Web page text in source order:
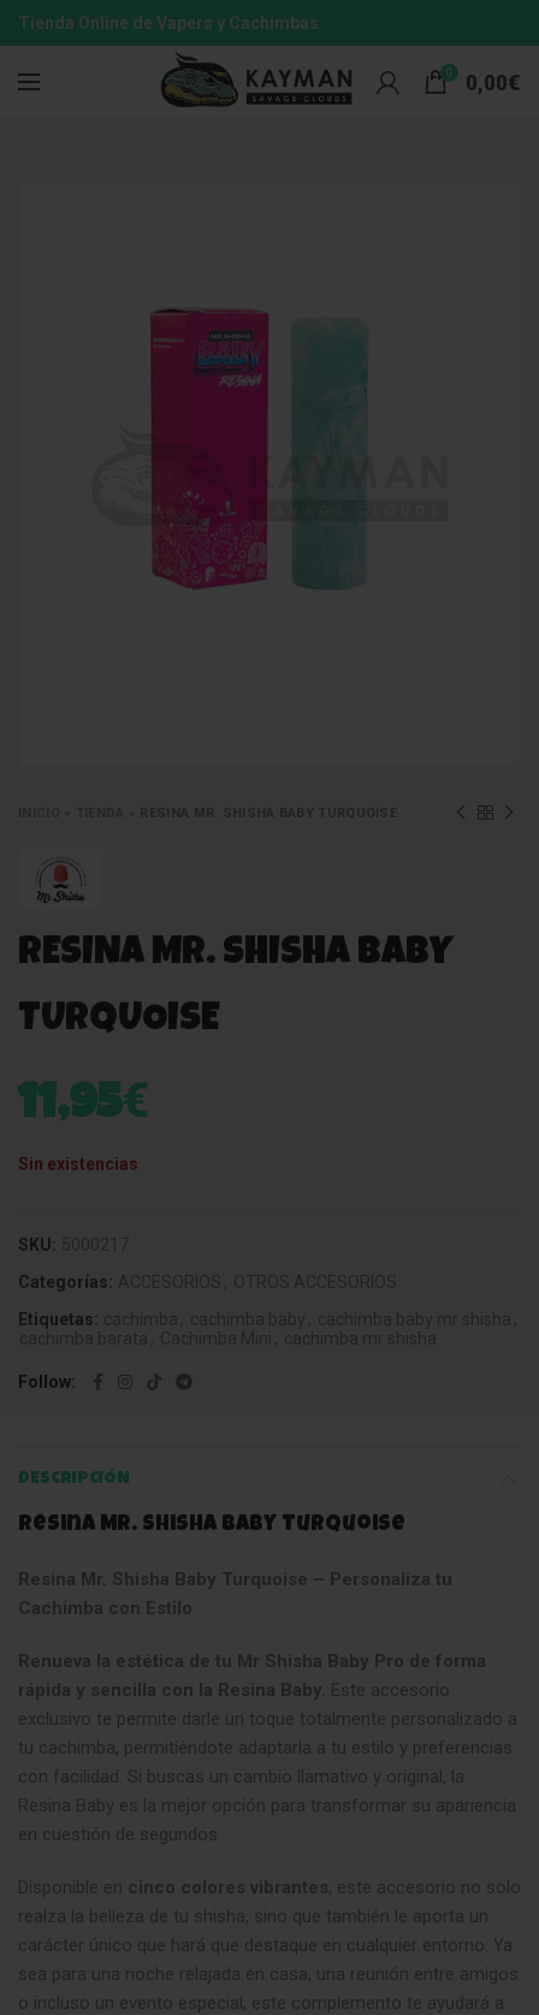
Tienda Online de Vapers y Cachimbas
0 0,00€
RESINA MR. SHISHA BABY TURQUOISE
RESINA MR. SHISHA BABY
TURQUOISE
11,95€
Sin existencias
SKU: 5000217
Categorías: ACCESORIOS , OTROS ACCESORIOS
Etiquetas: cachimba , cachimba baby , cachimba baby mr shisha ,
cachimba barata , Cachimba Mini , cachimba mr shisha
Follow
DESCRIPCIÓN
Resina Mr. Shisha Baby Turquoise
Resina Mr. Shisha Baby Turquoise – Personaliza tu
Cachimba con Estilo
Renueva la estética de tu Mr Shisha Baby Pro de forma
rápida y sencilla con la Resina Baby. Este accesorio
exclusivo te permite darle un toque totalmente personalizado a
tu cachimba, permitiéndote adaptarla a tu estilo y preferencias
con facilidad. Si buscas un cambio llamativo y original, la
Resina Baby es la mejor opción para transformar su apariencia
en cuestión de segundos.
Disponible en cinco colores vibrantes, este accesorio no solo
realza la belleza de tu shisha, sino que también le aporta un
carácter único que hará que destaque en cualquier entorno. Ya
sea para una noche relajada en casa, una reunión entre amigos
o incluso un evento especial, este complemento te ayudará a